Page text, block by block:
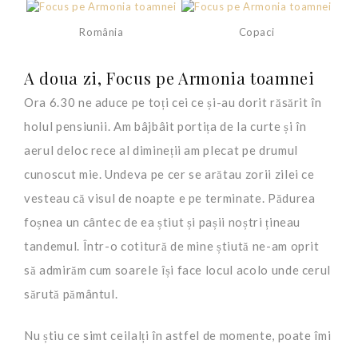
România Copaci
A doua zi, Focus pe Armonia toamnei
Ora 6.30 ne aduce pe toți cei ce și-au dorit răsărit în
holul pensiunii. Am bâjbâit portița de la curte și în
aerul deloc rece al dimineții am plecat pe drumul
cunoscut mie. Undeva pe cer se arătau zorii zilei ce
vesteau că visul de noapte e pe terminate. Pădurea
foșnea un cântec de ea știut și pașii noștri țineau
tandemul. Într-o cotitură de mine știută ne-am oprit
să admirăm cum soarele își face locul acolo unde cerul
sărută pământul.
Nu știu ce simt ceilalți în astfel de momente, poate îmi